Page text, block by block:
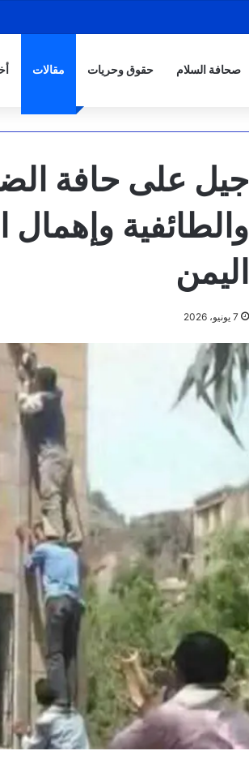
صحافة السلام حقوق وحريات مقالات
جيل على حافة
والطائفية وإهمال
اليمن
7 يونيو، 2026